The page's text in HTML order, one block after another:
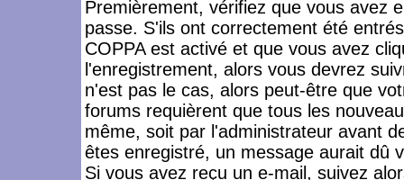
Premièrement, vérifiez que vous avez
passe. S'ils ont correctement été
COPPA est activé et que vous avez
l'enregistrement, alors vous devrez
n'est pas le cas, alors peut-être que
forums requièrent que tous les
même, soit par l'administrateur avant
êtes enregistré, un message aurait dû
Si vous avez reçu un e-mail, suivez